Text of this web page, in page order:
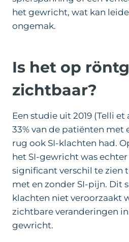
het gewricht, wat kan
ongemak.
Is het op
zichtbaar?
Een studie uit 2019 (Telli et
33% van de patiënten met
rug ook SI-klachten had.
het SI-gewricht was
significant verschil te zien
met en zonder SI-pijn. Dit
klachten niet veroorzaakt
zichtbare veranderingen
gewricht.